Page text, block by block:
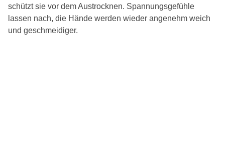
schützt sie vor dem Austrocknen. Spannungsgefühle
lassen nach, die Hände werden wieder angenehm weich
und geschmeidiger.